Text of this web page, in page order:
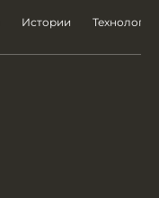
Истории Технологии